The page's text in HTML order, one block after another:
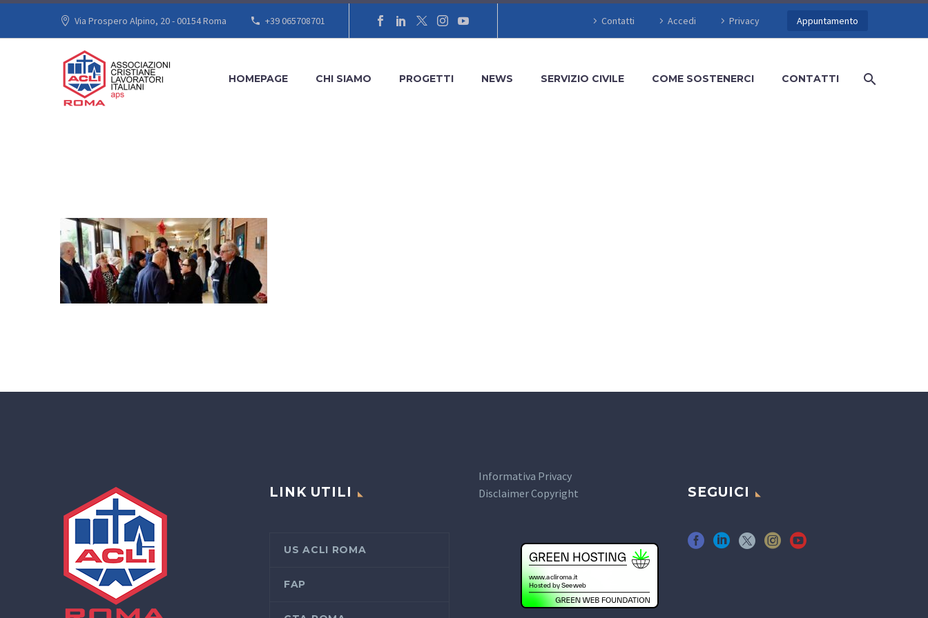
Via Prospero Alpino, 20 - 00154 Roma +39 065708701 Contatti Accedi Privacy Appuntamento
HOMEPAGE CHI SIAMO PROGETTI NEWS SERVIZIO CIVILE COME SOSTENERCI CONTATTI
LINK UTILI
US ACLI ROMA
FAP
Informativa Privacy
Disclaimer Copyright
SEGUICI